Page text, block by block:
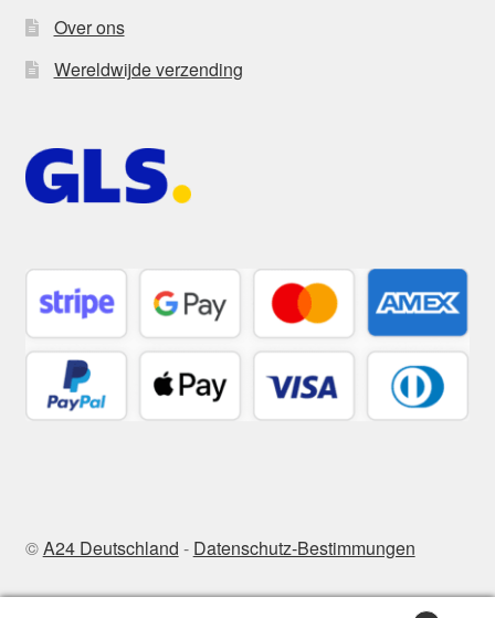
Over ons
Wereldwijde verzending
©A24 Deutschland - Datenschutz-Bestimmungen